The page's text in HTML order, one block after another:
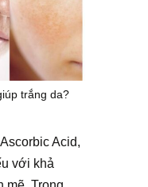
trắng da?
Acid,
với khả